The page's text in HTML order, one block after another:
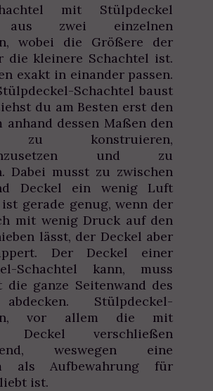
mit Stülpdeckel
aus zwei einzelnen
wobei die Größere der
die kleinere Schachtel ist.
exakt in einander passen.
Schachtel baust
du am Besten erst den
anhand dessen Maßen den
zu konstruieren,
und zu
Dabei musst zu zwischen
Deckel ein wenig Luft
ist gerade genug, wenn der
mit wenig Druck auf den
lässt, der Deckel aber
Der Deckel einer
Schachtel kann, muss
die ganze Seitenwand des
Stülpdeckel-
vor allem die mit
Deckel verschließen
weswegen eine
als Aufbewahrung für
ist.